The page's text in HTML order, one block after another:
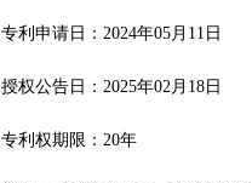
专利申请日：2024年05月11日
授权公告日：2025年02月18日
专利权期限：20年